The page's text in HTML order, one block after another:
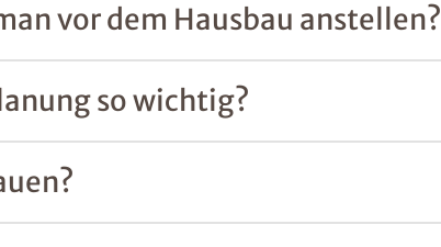
vor dem Hausbau anstellen?
so wichtig?